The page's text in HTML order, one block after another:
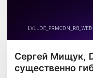
Сергей Мищук,
существенно